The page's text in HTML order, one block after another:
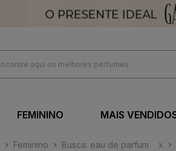
FEMININO MAIS
Feminino Busca: eau de parfum x